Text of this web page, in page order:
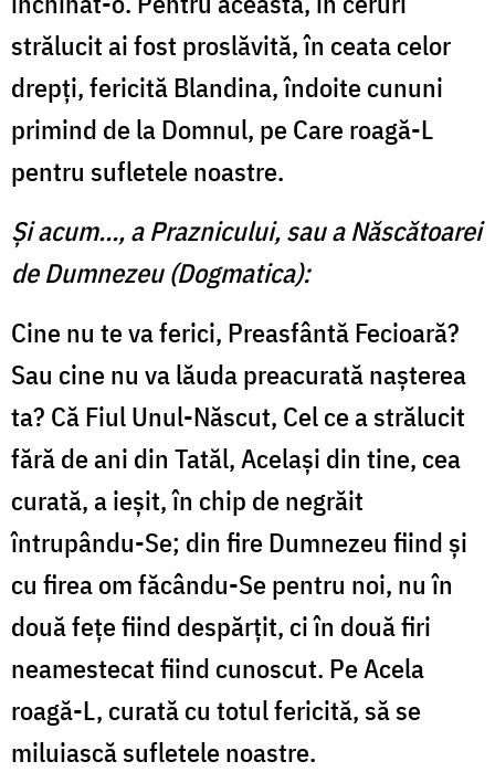
strălucit ai fost proslăvită, în ceata celor
drepți, fericită Blandina, îndoite cununi
primind de la Domnul, pe Care roagă-L
pentru sufletele noastre.
Și acum..., a Praznicului, sau a Născătoarei
de Dumnezeu (Dogmatica):
Cine nu te va ferici, Preasfântă Fecioară?
Sau cine nu va lăuda preacurată nașterea
ta? Că Fiul Unul-Născut, Cel ce a strălucit
fără de ani din Tatăl, Același din tine, cea
curată, a ieșit, în chip de negrăit
întrupându-Se; din fire Dumnezeu fiind și
cu firea om făcându-Se pentru noi, nu în
două fețe fiind despărțit, ci în două firi
neamestecat fiind cunoscut. Pe Acela
roagă-L, curată cu totul fericită, să se
miluiască sufletele noastre.